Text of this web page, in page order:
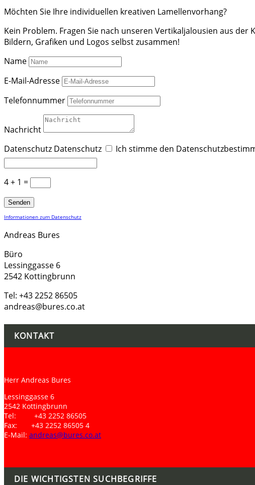
Möchten Sie Ihre individuellen kreativen Lamellenvorhang?
Kein Problem. Fragen Sie nach unseren Vertikaljalousien aus
Bildern, Grafiken und Logos selbst zusammen!
Name
E-Mail-Adresse
Telefonnummer
Nachricht
Datenschutz Datenschutz Ich stimme den
4 + 1 =
Senden
Informationen zum Datenschutz
Andreas Bures
Büro
Lessinggasse 6
2542 Kottingbrunn
Tel: +43 2252 86505
andreas@bures.co.at
KONTAKT
Herr Andreas Bures
Lessinggasse 6
2542 Kottingbrunn
Tel: +43 2252 86505
Fax: +43 2252 86505 4
E-Mail: andreas@bures.co.at
DIE WICHTIGSTEN SUCHBEGRIFFE